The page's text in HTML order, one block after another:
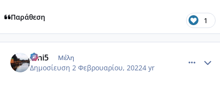
Παράθεση 1
irini5 Μέλη
Δημοσίευση 2 Φεβρουαρίου, 20224 yr